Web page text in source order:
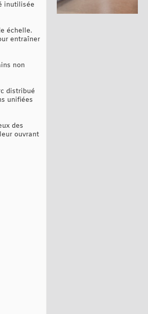
inutilisée
échelle.
entraîner
non
distribué
unifiées
des
ouvrant